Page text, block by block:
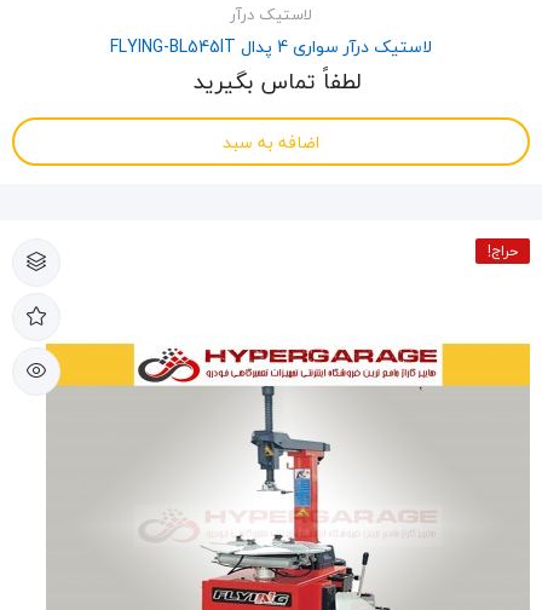
لاستیک درآر
لاستیک درآر سواری 4 پدال FLYING-BL545IT
لطفاً تماس بگیرید
اضافه به سبد
حراج!